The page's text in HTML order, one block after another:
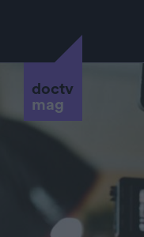
doctv
mag